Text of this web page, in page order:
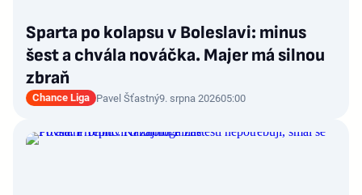
Sparta po kolapsu v Boleslavi: minus
šest a chvála nováčka. Majer má silnou
zbraň
Chance Liga Pavel Šťastný9. srpna 202605:00